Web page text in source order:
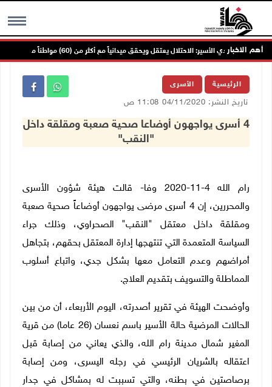
MENU أهم الاخبارنادي الأسير: الاحتلال يعتقل ويحقق ميدانياً مع أكثر من (60) مواطناً من مخيم قلنديا
الرئيسية الأسرى
تاريخ النشر: 04/11/2020 11:08 ص
4 أسرى يواجهون أوضاعا صحية صعبة ومقلقة داخل
"النقب"
رام الله 4-11-2020 وفا-
قالت هيئة شؤون الأسرى
والمحررين، إن 4 أسرى مرضى يواجهون أوضاعاً صحية صعبة
ومقلقة داخل معتقل "النقب" الصحراوي، وذلك جراء
السياسة المتعمدة التي تنتهجها إدارة المعتقل بحقهم، بتجاهل
أمراضهم وعدم التعامل معها بشكل جدي، واتباع أسلوب
المماطلة والتسويف بتقديم العلاج.
وأوضحت الهيئة في تقرير أصدرته، اليوم الأربعاء، أن من بين
الحالات المرضية حالة الأسير باسم نعسان (26 عاما) من قرية
المغير شمال مدينة رام الله، والذي يعاني من إصابة قبل
اعتقاله بالشريان الرئيسي في رجله اليسرى، ومن إصابة
برصاصتين في بطنه، والتي تسببت له بمشاكل في جدار